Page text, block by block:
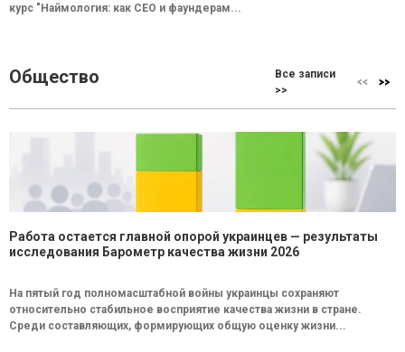
курс "Наймология: как СEO и фаундерам...
Общество
Все записи
>>
Работа остается главной опорой украинцев — результаты
исследования Барометр качества жизни 2026
На пятый год полномасштабной войны украинцы сохраняют
относительно стабильное восприятие качества жизни в стране.
Среди составляющих, формирующих общую оценку жизни...